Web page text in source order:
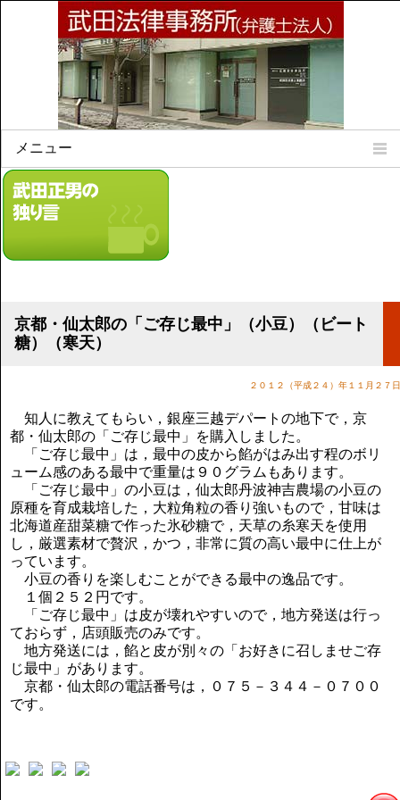
メニュー
Home
所属弁護士
法律相談案内
リンク集
気をつけたい法律のポイント
武田正男の独り言
京都・仙太郎の「ご存じ最中」（小豆）（ビート
糖）（寒天）
２０１２（平成２４）年１１月２７日
知人に教えてもらい，銀座三越デパートの地下で，京
都・仙太郎の「ご存じ最中」を購入しました。
「ご存じ最中」は，最中の皮から餡がはみ出す程のボリ
ューム感のある最中で重量は９０グラムもあります。
「ご存じ最中」の小豆は，仙太郎丹波神吉農場の小豆の
原種を育成栽培した，大粒角粒の香り強いもので，甘味は
北海道産甜菜糖で作った氷砂糖で，天草の糸寒天を使用
し，厳選素材で贅沢，かつ，非常に質の高い最中に仕上が
っています。
小豆の香りを楽しむことができる最中の逸品です。
１個２５２円です。
「ご存じ最中」は皮が壊れやすいので，地方発送は行っ
ておらず，店頭販売のみです。
地方発送には，餡と皮が別々の「お好きに召しませご存
じ最中」があります。
京都・仙太郎の電話番号は，０７５－３４４－０７００
です。